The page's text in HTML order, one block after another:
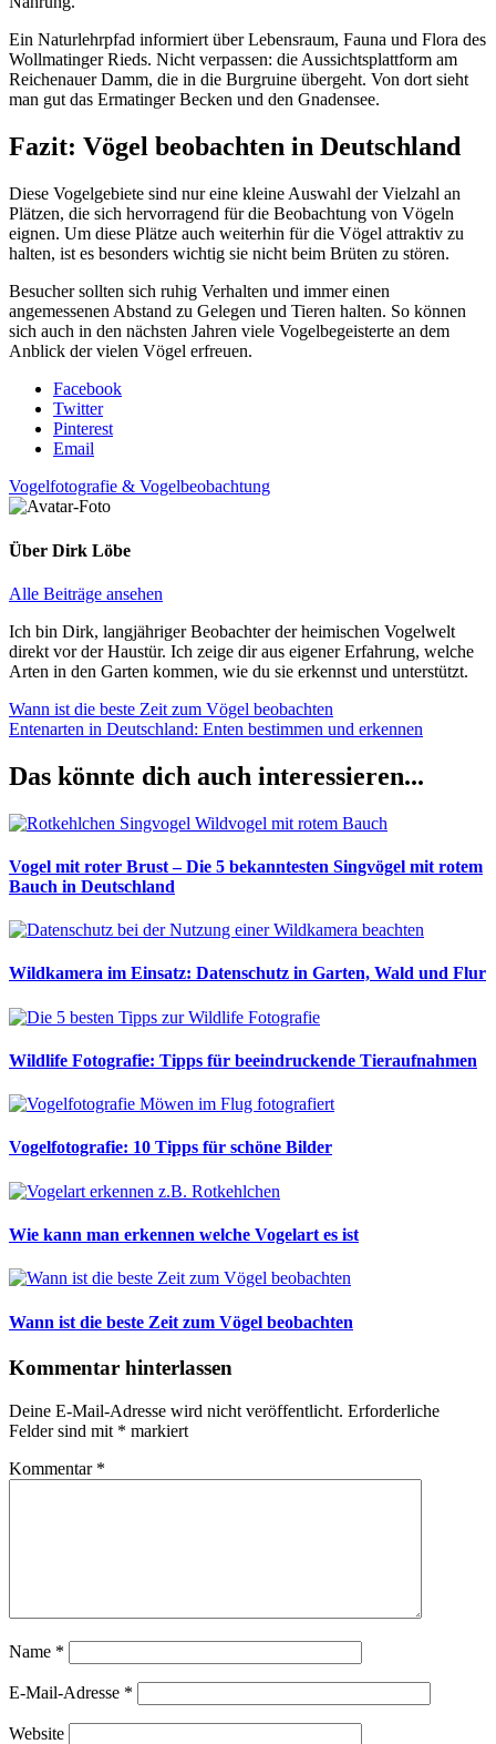
Ein Naturlehrpfad informiert über Lebensraum, Fauna und Flora des
Wollmatinger Rieds. Nicht verpassen: die Aussichtsplattform am
Reichenauer Damm, die in die Burgruine übergeht. Von dort sieht
man gut das Ermatinger Becken und den Gnadensee.
Fazit: Vögel beobachten in Deutschland
Diese Vogelgebiete sind nur eine kleine Auswahl der Vielzahl an
Plätzen, die sich hervorragend für die Beobachtung von Vögeln
eignen. Um diese Plätze auch weiterhin für die Vögel attraktiv zu
halten, ist es besonders wichtig sie nicht beim Brüten zu stören.
Besucher sollten sich ruhig Verhalten und immer einen
angemessenen Abstand zu Gelegen und Tieren halten. So können
sich auch in den nächsten Jahren viele Vogelbegeisterte an dem
Anblick der vielen Vögel erfreuen.
Facebook
Twitter
Pinterest
Email
Vogelfotografie & Vogelbeobachtung
Über Dirk Löbe
Alle Beiträge ansehen
Ich bin Dirk, langjähriger Beobachter der heimischen Vogelwelt
direkt vor der Haustür. Ich zeige dir aus eigener Erfahrung, welche
Arten in den Garten kommen, wie du sie erkennst und unterstützt.
Beitragsnavigation
Vorheriger
Beitrag:
Wann ist die beste Zeit zum Vögel beobachten
Nächster
Entenarten in Deutschland: Enten bestimmen und erkennen
Das könnte dich auch interessieren...
Vogel mit roter Brust – Die 5 bekanntesten Singvögel mit rotem
Bauch in Deutschland
Wildkamera im Einsatz: Datenschutz in Garten, Wald und Flur
Wildlife Fotografie: Tipps für beeindruckende Tieraufnahmen
Vogelfotografie: 10 Tipps für schöne Bilder
Wie kann man erkennen welche Vogelart es ist
Wann ist die beste Zeit zum Vögel beobachten
Kommentar hinterlassen
Deine E-Mail-Adresse wird nicht veröffentlicht. Erforderliche
Felder sind mit * markiert
Kommentar *
Name *
E-Mail-Adresse *
Website